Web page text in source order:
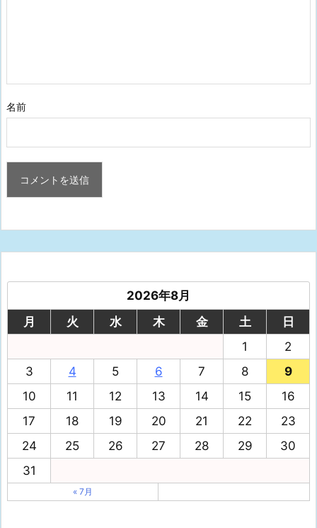
名前
2026年8月
月
火 水 木 金 土
日
1
2
3
4 5 6 7 8
9
10
11 12 13 14 15
16
17
18 19 20 21 22
23
24
25 26 27 28 29
30
31
« 7月